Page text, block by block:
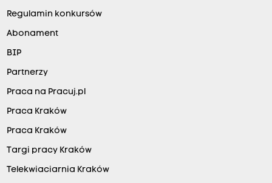
Regulamin konkursów
Abonament
BIP
Partnerzy
Praca na Pracuj.pl
Praca Kraków
Praca Kraków
Targi pracy Kraków
Telekwiaciarnia Kraków